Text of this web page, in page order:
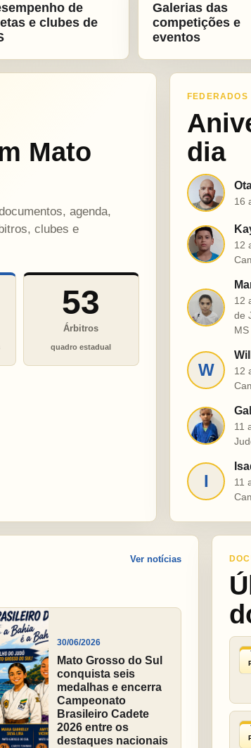
de
e clubes de
Galerias das
competições e
eventos
Mato
agenda,
clubes e
53
Árbitros
quadro estadual
FEDERADOS
dia
O 16
K
12
M
12
de
MS
W
12
G
11
I
11
Ver notícias
30/06/2026
Mato Grosso do Sul
conquista seis
medalhas e encerra
Campeonato
Brasileiro Cadete
2026 entre os
destaques nacionais